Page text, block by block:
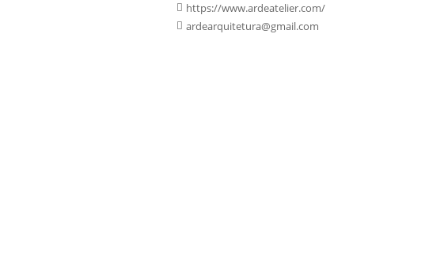
 https://www.ardeatelier.com/
 ardearquitetura@gmail.com